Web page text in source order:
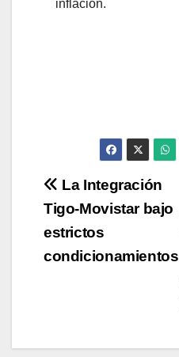
inflación.
Navegación
de
entradas
La Integración
Tigo-Movistar bajo
estrictos
condicionamientos